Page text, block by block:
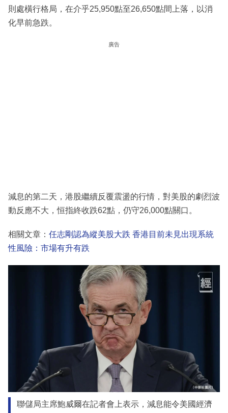
則處橫行格局，在介乎25,950點至26,650點間上落，以消
化早前急跌。
廣告
減息的第二天，港股繼續反覆震盪的行情，對美股的劇烈波
動反應不大，恒指終收跌62點，仍守26,000點關口。
相關文章： 任志剛認為縱美股大跌 香港目前未見出現系統
性風險：市場有升有跌
聯儲局主席鮑威爾在記者會上表示，減息能令美國經濟